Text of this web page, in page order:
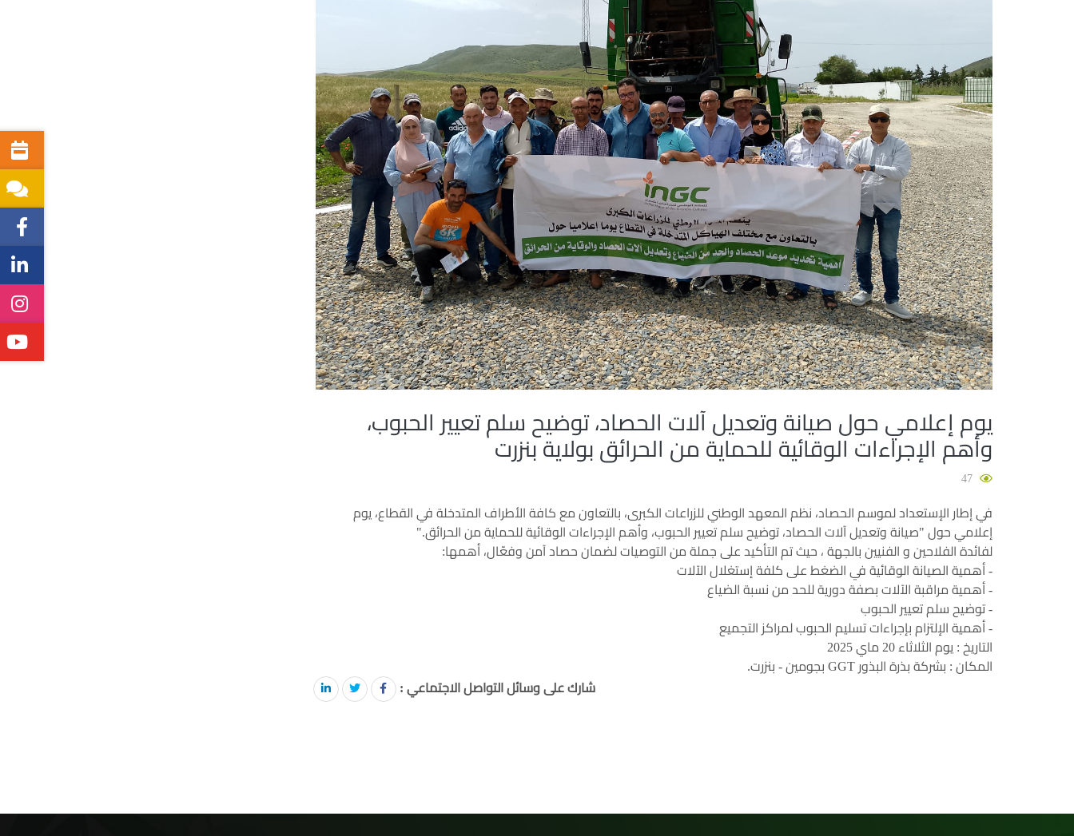
يوم إعلامي حول صيانة وتعديل آلات الحصاد، توضيح سلم تعيير الحبوب،
وأهم الإجراءات الوقائية للحماية من الحرائق بولاية بنزرت
في إطار الإستعداد لموسم الحصاد، نظم المعهد الوطني للزراعات الكبرى، بالتعاون مع كافة الأطراف المتدخلة في القطاع، يوم
إعلامي حول "صيانة وتعديل آلات الحصاد، توضيح سلم تعيير الحبوب، وأهم الإجراءات الوقائية للحماية من الحرائق."
لفائدة الفلاحين و الفنيين بالجهة ، حيث تم التأكيد على جملة من التوصيات لضمان حصاد آمن وفعّال، أهمها:
- أهمية الصيانة الوقائية في الضغط على كلفة إستغلال الآلات
- أهمية مراقبة الآلات بصفة دورية للحد من نسبة الضياع
- توضيح سلم تعيير الحبوب
- أهمية الإلتزام بإجراءات تسليم الحبوب لمراكز التجميع
التاريخ : يوم الثلاثاء 20 ماي 2025
المكان : بشركة بذرة البذور GGT بجومين - بنزرت.
شارك على وسائل التواصل الاجتماعي :